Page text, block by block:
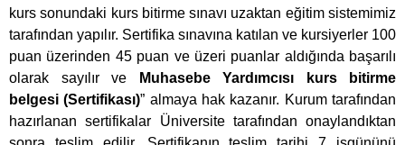
kurs sonundaki kurs bitirme sınavı uzaktan eğitim sistemimiz
tarafından yapılır. Sertifika sınavına katılan ve kursiyerler 100
puan üzerinden 45 puan ve üzeri puanlar aldığında başarılı
olarak sayılır ve Muhasebe Yardımcısı kurs bitirme
belgesi (Sertifikası)” almaya hak kazanır. Kurum tarafından
hazırlanan sertifikalar Üniversite tarafından onaylandıktan
sonra teslim edilir. Sertifikanın teslim tarihi 7 işgününü